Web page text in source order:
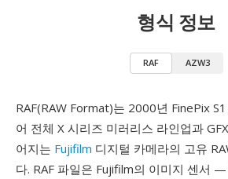
형식 정보
RAF AZW3
RAF(RAW Format)는 2000년 FinePix
어 전체 X 시리즈 미러리스 라인업과
어지는 Fujifilm 디지털 카메라의 고유
다. RAF 파일은 Fujifilm의 이미지 센서 —